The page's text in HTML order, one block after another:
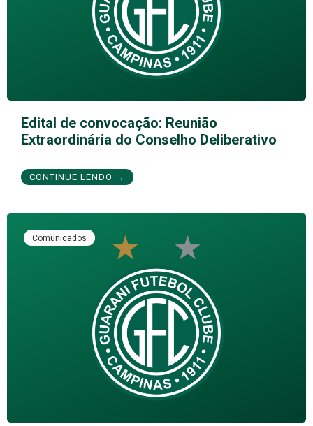
Edital de convocação: Reunião
Extraordinária do Conselho Deliberativo
CONTINUE LENDO →
Comunicados